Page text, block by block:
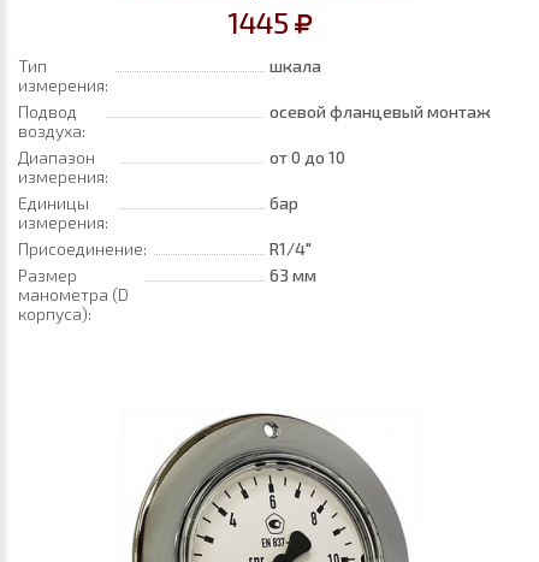
1445
Тип
измерения:
шкала
Подвод
воздуха:
осевой фланцевый монтаж
Диапазон
измерения:
от 0 до 10
Единицы
измерения:
бар
Присоединение:
R1/4"
Размер
манометра (D
корпуса):
63 мм